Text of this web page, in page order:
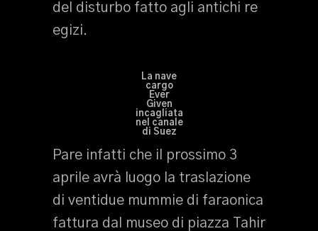
del disturbo fatto agli antichi re
egizi.
La nave
cargo
Ever
Given
incagliata
nel canale
di Suez
Pare infatti che il prossimo 3
aprile avrà luogo la traslazione
di ventidue mummie di faraonica
fattura dal museo di piazza Tahir